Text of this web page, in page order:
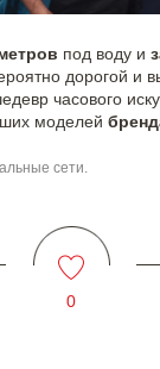
под воду и
дорогой и
часового
моделей
сети.
0